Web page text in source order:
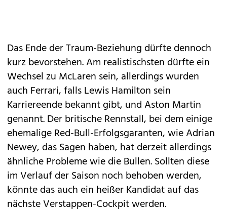
Das Ende der Traum-Beziehung dürfte dennoch
kurz bevorstehen. Am realistischsten dürfte ein
Wechsel zu McLaren sein, allerdings wurden
auch Ferrari, falls Lewis Hamilton sein
Karriereende bekannt gibt, und Aston Martin
genannt. Der britische Rennstall, bei dem einige
ehemalige Red-Bull-Erfolgsgaranten, wie Adrian
Newey, das Sagen haben, hat derzeit allerdings
ähnliche Probleme wie die Bullen. Sollten diese
im Verlauf der Saison noch behoben werden,
könnte das auch ein heißer Kandidat auf das
nächste Verstappen-Cockpit werden.